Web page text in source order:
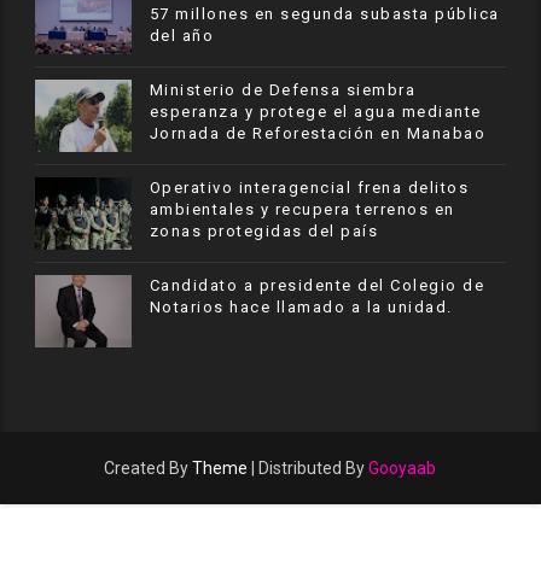
57 millones en segunda subasta pública
del año
Ministerio de Defensa siembra
esperanza y protege el agua mediante
Jornada de Reforestación en Manabao
Operativo interagencial frena delitos
ambientales y recupera terrenos en
zonas protegidas del país
Candidato a presidente del Colegio de
Notarios hace llamado a la unidad.
Created ByTheme | Distributed ByGooyaab